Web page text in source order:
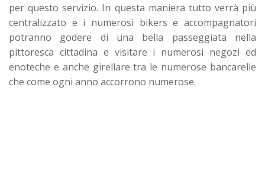
per questo servizio. In questa maniera tutto verrà più
centralizzato e i numerosi bikers e accompagnatori
potranno godere di una bella passeggiata nella
pittoresca cittadina e visitare i numerosi negozi ed
enoteche e anche girellare tra le numerose bancarelle
che come ogni anno accorrono numerose.